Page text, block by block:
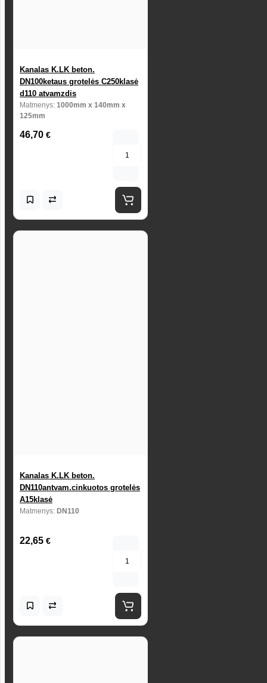
Kanalas K.LK beton.
DN100ketaus grotelės C250klasė
d110 atvamzdis
Matmenys: 1000mm x 140mm x
125mm
46,70 €
Kanalas K.LK beton.
DN110antvam.cinkuotos grotelės
A15klasė
Matmenys: DN110
22,65 €